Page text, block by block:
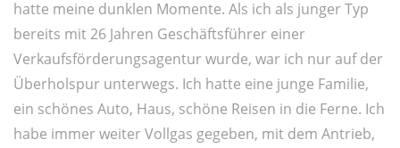
hatte meine dunklen Momente. Als ich als junger Typ
bereits mit 26 Jahren Geschäftsführer einer
Verkaufsförderungsagentur wurde, war ich nur auf der
Überholspur unterwegs. Ich hatte eine junge Familie,
ein schönes Auto, Haus, schöne Reisen in die Ferne. Ich
habe immer weiter Vollgas gegeben, mit dem Antrieb,